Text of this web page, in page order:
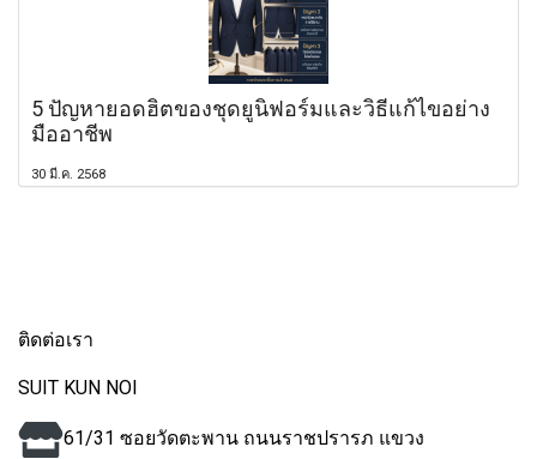
5 ปัญหายอดฮิตของชุดยูนิฟอร์มและวิธีแก้ไขอย่าง
มืออาชีพ
30 มี.ค. 2568
ติดต่อเรา
SUIT KUN NOI
61/31 ซอยวัดตะพาน ถนนราชปรารภ แขวง